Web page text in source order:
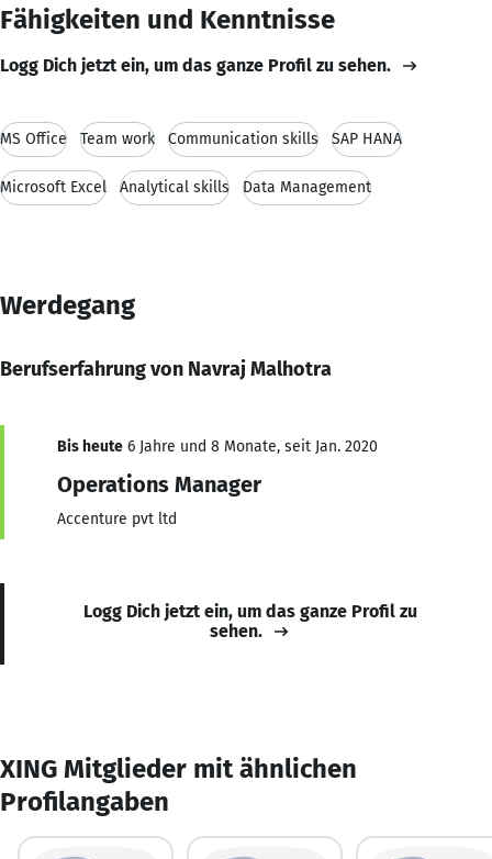
Fähigkeiten und Kenntnisse
Logg Dich jetzt ein, um das ganze Profil zu sehen.
MS Office Team work Communication skills SAP HANA
Microsoft Excel Analytical skills Data Management
Werdegang
Berufserfahrung von Navraj Malhotra
Bis heute 6 Jahre und 8 Monate, seit Jan. 2020
Operations Manager
Accenture pvt ltd
Logg Dich jetzt ein, um das ganze Profil zu
sehen.
XING Mitglieder mit ähnlichen
Profilangaben